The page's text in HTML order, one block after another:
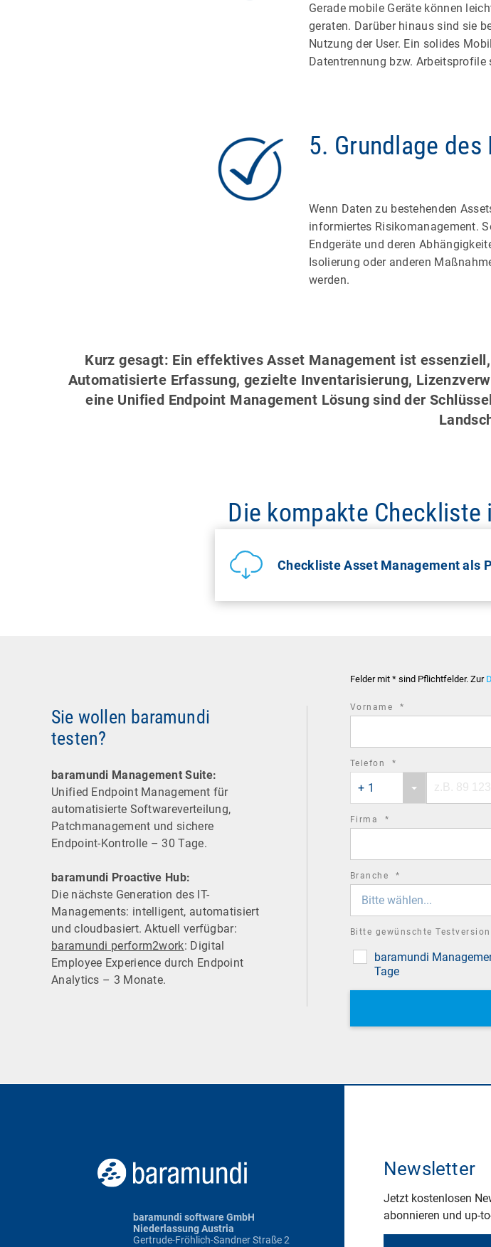
Gerade mobile Geräte können
geraten. Darüber hinaus sind sie
Nutzung der User. Ein solides
Datentrennung bzw.
5. Grundlage
Wenn Daten zu bestehenden
informiertes Risikomanagement.
Endgeräte und deren
Isolierung oder anderen
werden.
Kurz gesagt: Ein effektives Asset Management ist
Automatisierte Erfassung, gezielte Inventarisierung,
eine Unified Endpoint Management Lösung sind der
Die kompakte Checkliste
Checkliste Asset Management als
Sie wollen baramundi
testen?
baramundi Management Suite:
Unified Endpoint Management für
automatisierte Software­verteilung,
Patchmanagement und sichere
Endpoint-Kontrolle – 30 Tage.
baramundi Proactive Hub:
Die nächste Generation des IT-
Managements: intelligent, automatisiert
und cloudbasiert. Aktuell verfügbar:
baramundi perform2work: Digital
Employee Experience durch Endpoint
Analytics – 3 Monate.
Felder mit * sind Pflichtfelder. Zur
Vorname *
Telefon *
country
code
+ 1
number
Firma *
Branche *
Bitte wählen...
Bitte gewünschte
baramundi
Tage
baramundi software GmbH
Niederlassung Austria
Gertrude-Fröhlich-Sandner Straße 2
Newsletter
Jetzt kostenlosen
abonnieren und up-